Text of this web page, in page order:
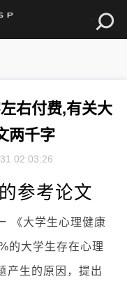
右付费,有关大
两千字
02:03:26
参考论文
《大学生心理健康
的大学生存在心理
产生的原因，提出